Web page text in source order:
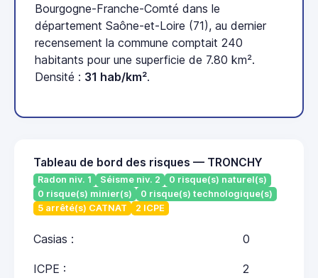
Bourgogne-Franche-Comté dans le
département Saône-et-Loire (71), au dernier
recensement la commune comptait 240
habitants pour une superficie de 7.80 km².
Densité : 31 hab/km².
Tableau de bord des risques — TRONCHY
Radon niv. 1 Séisme niv. 2
0 risque(s) naturel(s)
0 risque(s) minier(s)
0 risque(s) technologique(s)
5 arrêté(s) CATNAT
2 ICPE
Casias : 0
ICPE : 2